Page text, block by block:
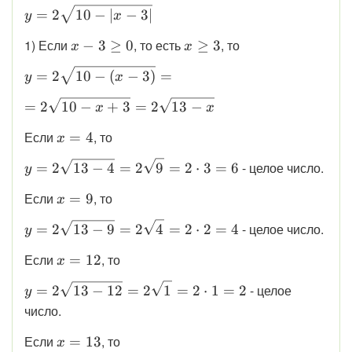
|x-3|)}
\displaystyle
|x-3|}
y = 2 10 − ∣x − 3∣
1) Если \displaystyle
x - 3 \ge 0
x − 3 ≥ 0, то есть\displaystyle
x ≥ 3, то
\displaystyle
(x-3)} =
y = 2 10 − (x − 3) =
\displaystyle
- x + 3} =
2\sqrt{13 -
x}
= 2 10 − x + 3 = 2 13 − x
Если \displaystyle
x = 4, то
\displaystyle
2\sqrt{13 -
4} =
2\sqrt{9} =
2\cdot3 = 6
y = 2 13 − 4 = 2 9 = 2 ⋅ 3 = 6 - целое число.
Если \displaystyle
x = 9, то
\displaystyle
2\sqrt{13 -
9} =
2\sqrt{4} =
2\cdot2 = 4
y = 2 13 − 9 = 2 4 = 2 ⋅ 2 = 4 - целое число.
Если \displaystyle
x = 12, то
\displaystyle
y =
12} =
y = 2 13 − 12 = 2 1 = 2 ⋅ 1 = 2 - целое
число.
Если \displaystyle
x = 13, то